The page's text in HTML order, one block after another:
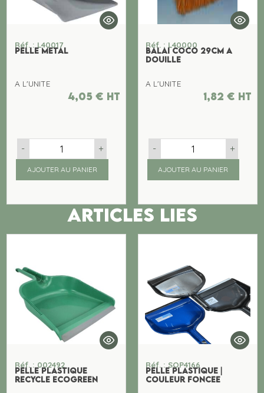
Réf. : L40017
PELLE METAL
A L'UNITE
4,05 € ht
- +
AJOUTER AU PANIER
Réf. : L40000
BALAI COCO 29cm A
DOUILLE
A L'UNITE
1,82 € ht
- +
AJOUTER AU PANIER
ARTICLES LIES
Réf. : 002492
PELLE PLASTIQUE
RECYCLE ECOGREEN
Réf. : SOP4166
PELLE PLASTIQUE |
COULEUR FONCEE